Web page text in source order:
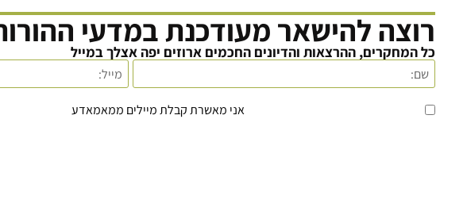
רוצה להישאר מעודכנת במדעי
כל המחקרים, ההרצאות והדיונים החכמים ארוזים יפה אצלך במייל
אני מאשרת קבלת מיילים ממאמאדע